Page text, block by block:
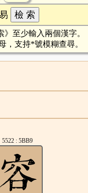
至少輸入兩個漢字。
，支持*號模糊查尋。
5522 : 5BB9